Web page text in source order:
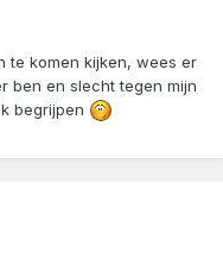
te komen kijken, wees er
ben en slecht tegen mijn
begrijpen